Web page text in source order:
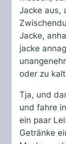
Jacke aus,
Jacke,
jacke
oder zu
Tja, und
und fahre
ein paar
Getränke